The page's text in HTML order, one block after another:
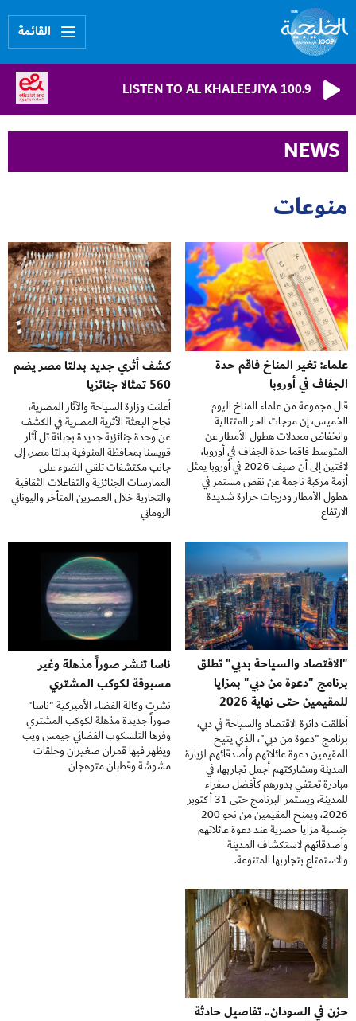
القائمة
LISTEN TO AL KHALEEJIYA 100.9
NEWS
منوعات
علماء: تغير المناخ فاقم حدة
الجفاف في أوروبا
قال مجموعة من علماء المناخ اليوم
الخميس، إن موجات الحر المتتالية
وانخفاض معدلات هطول الأمطار عن
المتوسط فاقما حدة الجفاف في أوروبا،
لافتين إلى أن صيف 2026 في أوروبا يمثل
أزمة مركبة ناجمة عن نقص مستمر في
هطول الأمطار ودرجات حرارة شديدة
الارتفاع
كشف أثري جديد بدلتا مصر يضم
560 تمثالا جنائزيا
أعلنت وزارة السياحة والآثار المصرية،
نجاح البعثة الأثرية المصرية في الكشف
عن وحدة جنائزية جديدة بجبانة تل آثار
قويسنا بمحافظة المنوفية بدلتا مصر، إلى
جانب مكتشفات تلقي الضوء على
الممارسات الجنائزية والتفاعلات الثقافية
والتجارية خلال العصرين المتأخر واليوناني
الروماني
"الاقتصاد والسياحة بدبي" تطلق
برنامج "دعوة من دبي" بمزايا
للمقيمين حتى نهاية 2026
أطلقت دائرة الاقتصاد والسياحة في دبي،
برنامج "دعوة من دبي"، الذي يتيح
للمقيمين دعوة عائلاتهم وأصدقائهم لزيارة
المدينة ومشاركتهم أجمل تجاربها، في
مبادرة تحتفي بدورهم كأفضل سفراء
للمدينة، ويستمر البرنامج حتى 31 أكتوبر
2026، ويمنح المقيمين من نحو 200
جنسية مزايا حصرية عند دعوة عائلاتهم
وأصدقائهم لاستكشاف المدينة
والاستمتاع بتجاربها المتنوعة.
ناسا تنشر صوراً مذهلة وغير
مسبوقة لكوكب المشتري
نشرت وكالة الفضاء الأميركية "ناسا"
صوراً جديدة مذهلة لكوكب المشتري
وفرها التلسكوب الفضائي جيمس ويب
ويظهر فيها قمران صغيران وحلقات
مشوشة وقطبان متوهجان
حزن في السودان.. تفاصيل حادثة